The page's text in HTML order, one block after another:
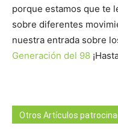
porque estamos que te
sobre diferentes
nuestra entrada sobre
Generación del 98
Otros Artículos